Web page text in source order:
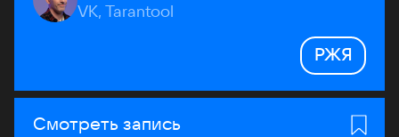
VK, Tarantool
РЖЯ
Смотреть запись